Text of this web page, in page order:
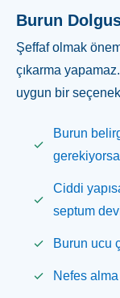
Burun
Şeffaf olmak
çıkarma
uygun bir
Burun
gerekiyorsa
Ciddi
septum
Burun ucu
Nefes